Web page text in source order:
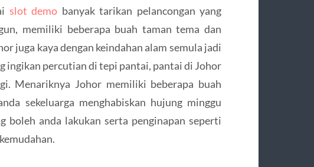
slot demo banyak tarikan pelancongan yang
memiliki beberapa buah taman tema dan
juga kaya dengan keindahan alam semula jadi
ingikan percutian di tepi pantai, pantai di Johor
Menariknya Johor memiliki beberapa buah
sekeluarga menghabiskan hujung minggu
boleh anda lakukan serta penginapan seperti